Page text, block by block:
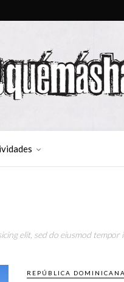
elit, sed do eiusmod
REPÚBLICA DOMINICANA